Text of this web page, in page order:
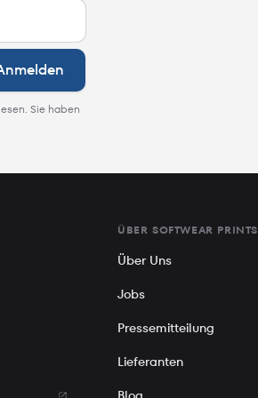
Sie haben
ÜBER SOFTWEAR PRINTS
Über Uns
Jobs
Pressemitteilung
Lieferanten